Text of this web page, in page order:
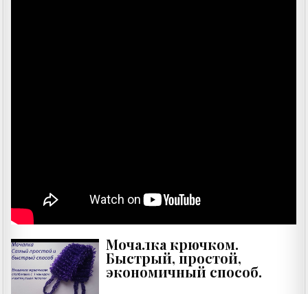
Мочалка крючком.
Быстрый, простой,
экономичный способ.